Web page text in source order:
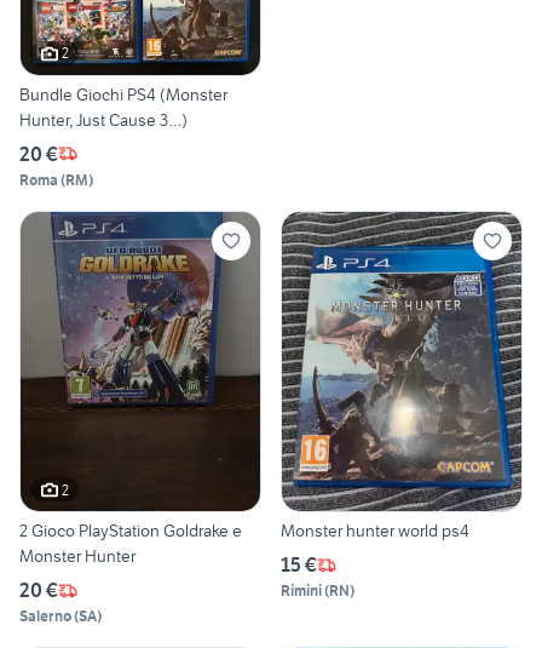
2
Bundle Giochi PS4 (Monster
Hunter, Just Cause 3…)
20 €
Roma (RM)
2
2 Gioco PlayStation Goldrake e
Monster Hunter
20 €
Salerno(SA)
Monster hunter world ps4
15 €
Rimini(RN)